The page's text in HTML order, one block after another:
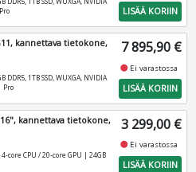
LISÄÄ KORIIN
kannettava tietokone,
DDR5, 1TB SSD, WUXGA, NVIDIA
Pro
7 895,90 €
fiber_manual_record Ei varastossa
LISÄÄ KORIIN
kannettava tietokone,
CPU / 20-core GPU | 24GB
3 299,00 €
fiber_manual_record Ei varastossa
LISÄÄ KORIIN